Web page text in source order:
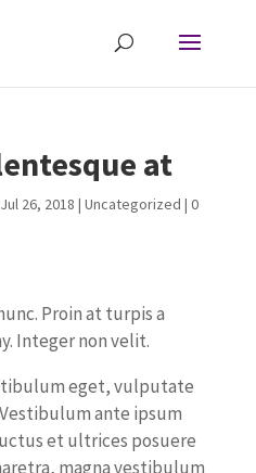
at
Jul 26, 2018 | Uncategorized | 0
Proin at turpis a
Integer non velit.
eget, vulputate
ante ipsum
et ultrices posuere
magna vestibulum